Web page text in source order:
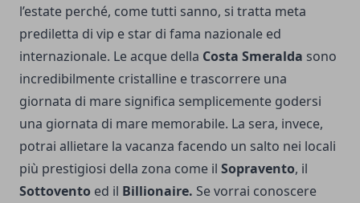
l’estate perché, come tutti sanno, si tratta meta
prediletta di vip e star di fama nazionale ed
internazionale. Le acque della Costa Smeralda sono
incredibilmente cristalline e trascorrere una
giornata di mare significa semplicemente godersi
una giornata di mare memorabile. La sera, invece,
potrai allietare la vacanza facendo un salto nei locali
più prestigiosi della zona come il Sopravento, il
Sottovento ed il Billionaire. Se vorrai conoscere